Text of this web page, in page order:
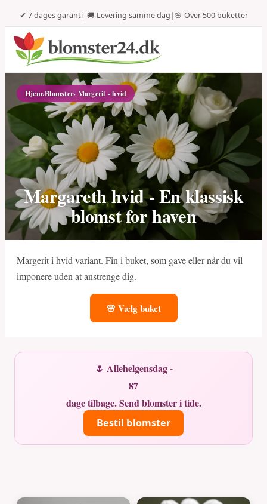
✔ 7 dages garanti|🚚 Levering samme dag |🌸 Over 500 buketter
Hjem›Blomster› Margerit - hvid
Margareth hvid - En klassisk
blomst for haven
Margerit i hvid variant. Fin i buket, som gave eller når du vil
imponere uden at anstrenge dig.
🌸 Vælg buket
🌷 Allehelgensdag -
87
dage tilbage. Send blomster i tide.
Bestil blomster